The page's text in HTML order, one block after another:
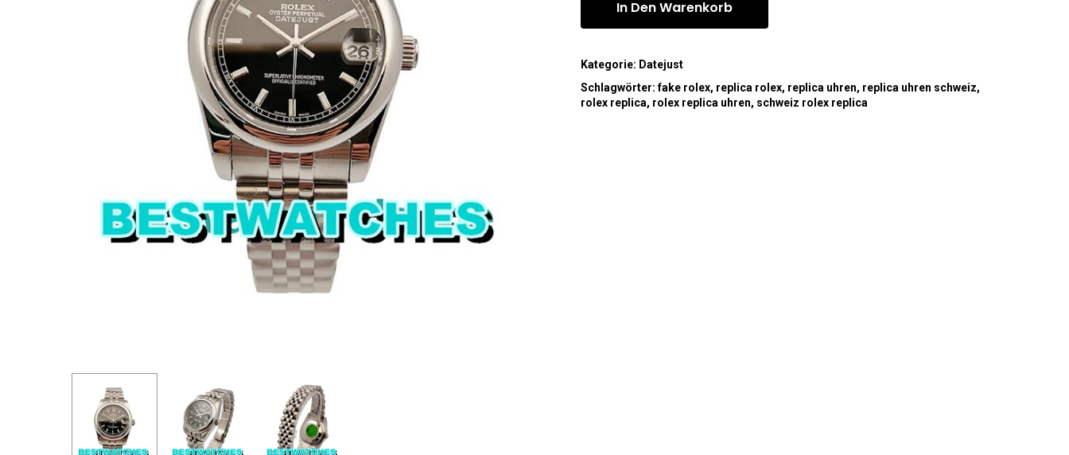
In Den Warenkorb
Kategorie: Datejust
Schlagwörter:fake rolex, replica rolex, replica uhren, replica uhren schweiz,
rolex replica, rolex replica uhren, schweiz rolex replica